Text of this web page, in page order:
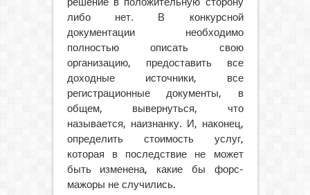
либо нет. В конкурсной
документации необходимо
полностью описать свою
организацию, предоставить все
доходные источники, все
регистрационные документы, в
общем, вывернуться, что
называется, наизнанку. И, наконец,
определить стоимость услуг,
которая в последствие не может
быть изменена, какие бы форс-
мажоры не случились.